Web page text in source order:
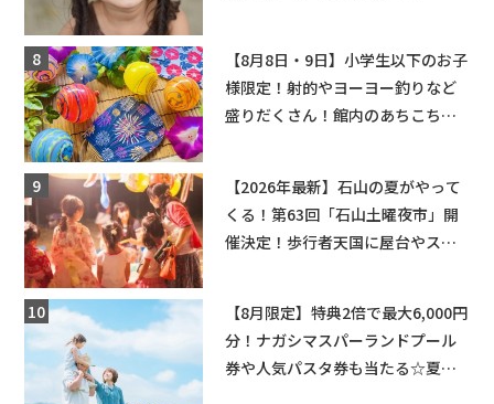
【8月8日・9日】小学生以下のお子
様限定！射的やヨーヨー釣りなど
盛りだくさん！館内のあちこちに
【2026年最新】石山の夏がやって
くる！第63回「石山土曜夜市」開
催決定！歩行者天国に屋台やステ
【8月限定】特典2倍で最大6,000円
分！ナガシマスパーランドプール
券や人気パスタ券も当たる☆夏休